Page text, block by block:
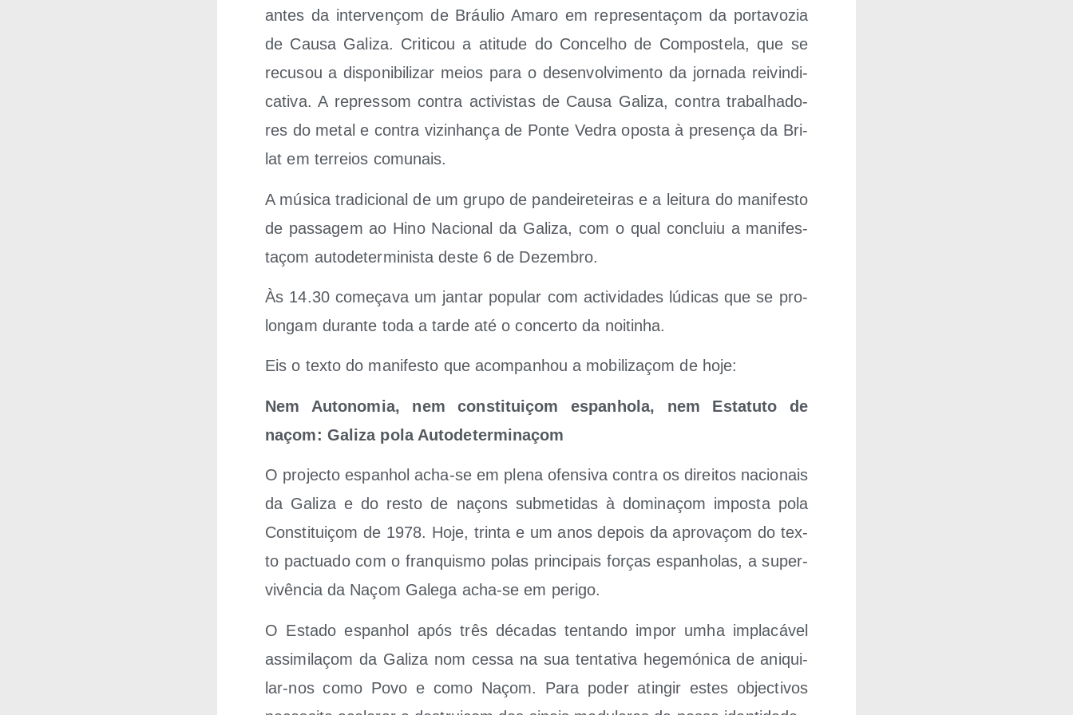
antes da inter­ve­nçom de Bráu­lio Ama­ro em repre­sen­taçom da por­ta­vo­zia
de Cau­sa Gali­za. Cri­ti­cou a ati­tu­de do Con­celho de Com­pos­te­la, que se
recu­sou a dis­po­ni­bi­li­zar meios para o des­en­vol­vi­men­to da jor­na­da rei­vin­di­
ca­ti­va. A repres­som con­tra acti­vis­tas de Cau­sa Gali­za, con­tra tra­balha­do­
res do metal e con­tra vizinha­nça de Pon­te Vedra opos­ta à pre­se­nça da Bri­
lat em terreios comunais.
A músi­ca tra­di­cio­nal de um gru­po de pan­dei­re­te­iras e a lei­tu­ra do mani­fes­to
de pas­sa­gem ao Hino Nacio­nal da Gali­za, com o qual con­cluiu a mani­fes­
taçom auto­de­ter­mi­nis­ta des­te 6 de Dezembro.
Às 14.30 começa­va um jan­tar popu­lar com acti­vi­da­des lúdi­cas que se pro­
lon­gam duran­te toda a tar­de até o con­cer­to da noitinha.
Eis o tex­to do mani­fes­to que acom­panhou a mobi­li­zaçom de hoje:
Nem Auto­no­mia, nem cons­ti­tuiçom espanho­la, nem Esta­tu­to de
naçom: Gali­za pola Autodeterminaçom
O pro­jec­to espanhol acha-se em ple­na ofen­si­va con­tra os direi­tos nacio­nais
da Gali­za e do res­to de naçons sub­me­ti­das à domi­naçom impos­ta pola
Cons­ti­tuiçom de 1978. Hoje, trin­ta e um anos depois da apro­vaçom do tex­
to pac­tua­do com o fran­quis­mo polas prin­ci­pais forças espanho­las, a super­
vi­vên­cia da Naçom Gale­ga acha-se em perigo.
O Esta­do espanhol após três déca­das ten­tan­do impor umha impla­cá­vel
assi­mi­laçom da Gali­za nom ces­sa na sua ten­ta­ti­va hege­mó­ni­ca de ani­qui­
lar-nos como Povo e como Naçom. Para poder atin­gir estes objec­ti­vos